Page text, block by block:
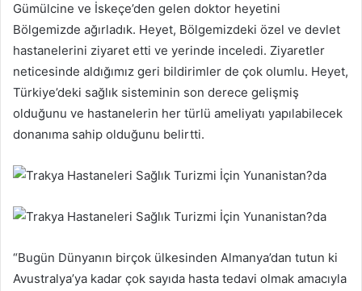
Gümülcine ve İskeçe’den gelen doktor heyetini
Bölgemizde ağırladık. Heyet, Bölgemizdeki özel ve devlet
hastanelerini ziyaret etti ve yerinde inceledi. Ziyaretler
neticesinde aldığımız geri bildirimler de çok olumlu. Heyet,
Türkiye’deki sağlık sisteminin son derece gelişmiş
olduğunu ve hastanelerin her türlü ameliyatı yapılabilecek
donanıma sahip olduğunu belirtti.
“Bugün Dünyanın birçok ülkesinden Almanya’dan tutun ki
Avustralya’ya kadar çok sayıda hasta tedavi olmak amacıyla